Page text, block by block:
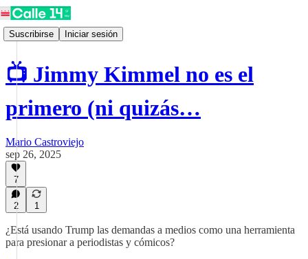
Suscribirse Iniciar sesión
📺 Jimmy Kimmel no es el
primero (ni quizás…
Mario Castroviejo
sep 26, 2025
7
2 1
¿Está usando Trump las demandas a medios como una herramienta
para presionar a periodistas y cómicos?